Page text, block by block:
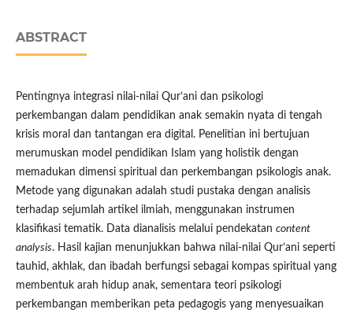
ABSTRACT
Pentingnya integrasi nilai-nilai Qur’ani dan psikologi
perkembangan dalam pendidikan anak semakin nyata di tengah
krisis moral dan tantangan era digital. Penelitian ini bertujuan
merumuskan model pendidikan Islam yang holistik dengan
memadukan dimensi spiritual dan perkembangan psikologis anak.
Metode yang digunakan adalah studi pustaka dengan analisis
terhadap sejumlah artikel ilmiah, menggunakan instrumen
klasifikasi tematik. Data dianalisis melalui pendekatan content
analysis. Hasil kajian menunjukkan bahwa nilai-nilai Qur’ani seperti
tauhid, akhlak, dan ibadah berfungsi sebagai kompas spiritual yang
membentuk arah hidup anak, sementara teori psikologi
perkembangan memberikan peta pedagogis yang menyesuaikan